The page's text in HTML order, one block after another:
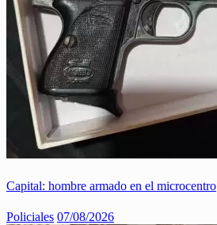
Capital: hombre armado en el microcentro
Policiales 07/08/2026